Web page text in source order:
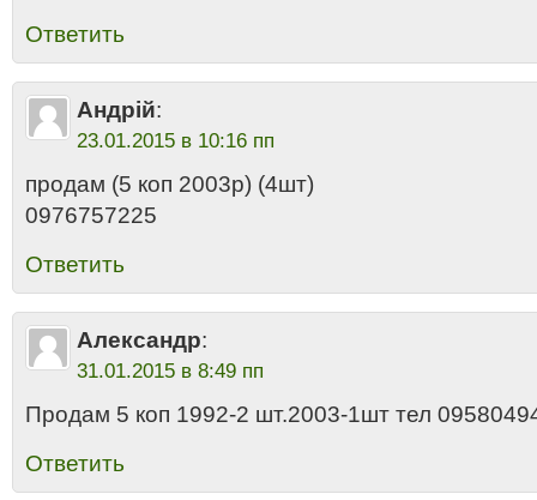
Ответить
Андрій:
23.01.2015 в 10:16 пп
продам (5 коп 2003р) (4шт)
0976757225
Ответить
Александр:
31.01.2015 в 8:49 пп
Продам 5 коп 1992-2 шт.2003-1шт тел
Ответить